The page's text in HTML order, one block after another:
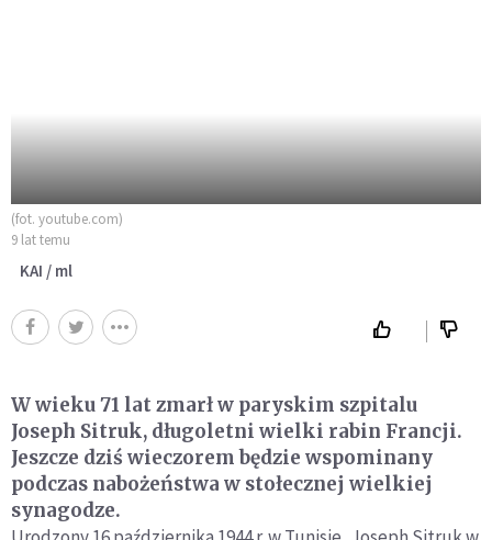
(fot. youtube.com)
9 lat temu
KAI / ml
W wieku 71 lat zmarł w paryskim szpitalu
Joseph Sitruk, długoletni wielki rabin Francji.
Jeszcze dziś wieczorem będzie wspominany
podczas nabożeństwa w stołecznej wielkiej
synagodze.